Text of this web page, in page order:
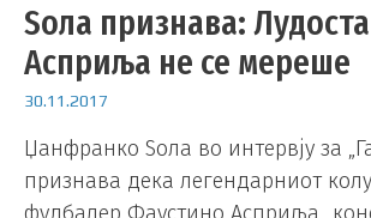
Ѕола признава:
Асприља не се мереше
30.11.2017
Џанфранко Ѕола во интервју за
признава дека легендарниот